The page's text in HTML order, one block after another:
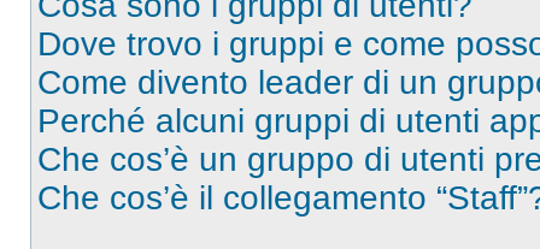
Dove trovo i gruppi e come
Come divento leader di un
Perché alcuni gruppi di utenti
Che cos’è un gruppo di utenti
Che cos’è il collegamento